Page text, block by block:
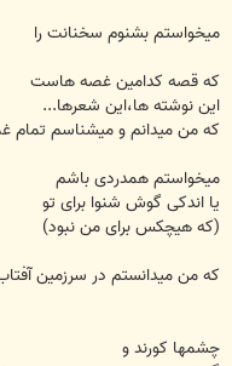
میخواستم بشنوم سخنانت را
که قصه کدامین غصه هاست
این نوشته ها،این شعرها...
که من میدانم و میشناسم تمام
میخواستم همدردی باشم
یا اندکی گوش شنوا برای تو
(که هیچکس برای من نبود)
که من میدانستم در سرزمین
چشمها کورند و